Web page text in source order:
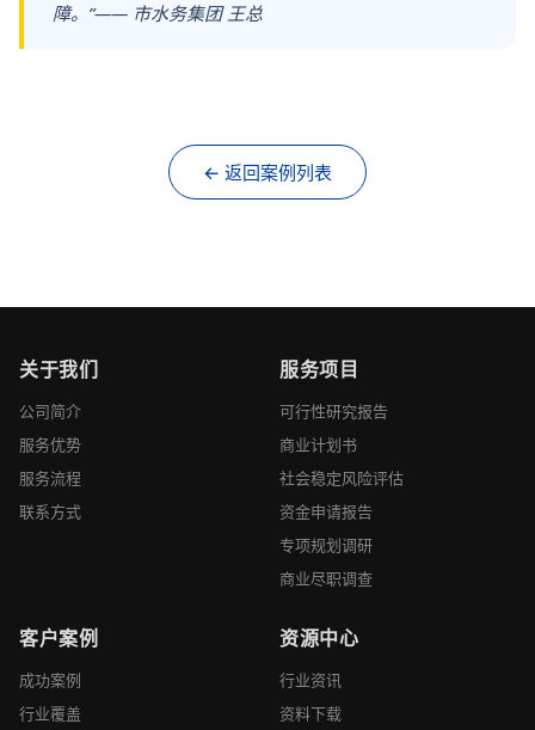
障。”—— 市水务集团 王总
← 返回案例列表
关于我们
公司简介
服务优势
服务流程
联系方式
服务项目
可行性研究报告
商业计划书
社会稳定风险评估
资金申请报告
专项规划调研
商业尽职调查
客户案例
成功案例
行业覆盖
资源中心
行业资讯
资料下载